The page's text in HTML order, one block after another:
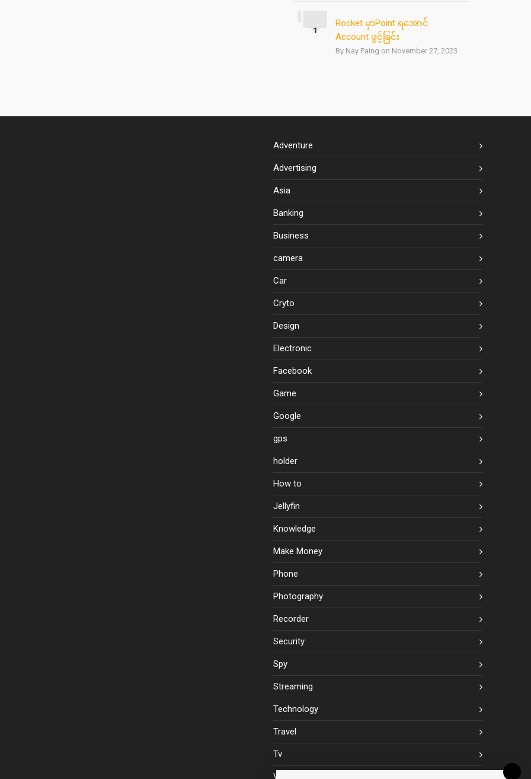
Rocket မှာPoint ရအောင်
Account ဖွင့်ခြင်း
By Nay Paing on November 27, 2023
1
Adventure
Advertising
Asia
Banking
Business
camera
Car
Cryto
Design
Electronic
Facebook
Game
Google
gps
holder
How to
Jellyfin
Knowledge
Make Money
Phone
Photography
Recorder
Security
Spy
Streaming
Technology
Travel
Tv
Vpn